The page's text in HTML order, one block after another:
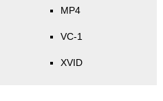
MP4
VC-1
XVID